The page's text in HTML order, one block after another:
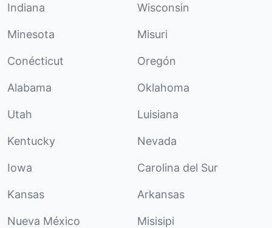
Indiana Wisconsin
Minesota Misuri
Conécticut Oregón
Alabama Oklahoma
Utah Luisiana
Kentucky Nevada
Iowa Carolina del Sur
Kansas Arkansas
Nueva México Misisipi